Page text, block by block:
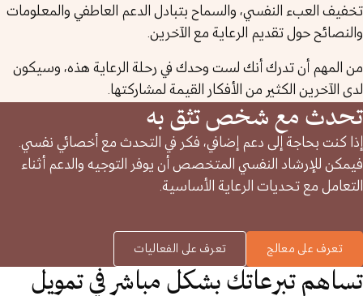
تخفيف العبء النفسي، والسماح بتبادل الدعم العاطفي والمعلومات
والنصائح حول تقديم الرعاية مع الآخرين.
من المهم أن تدرك أنك لست وحدك في رحلة الرعاية هذه، وسيكون
لدى الآخرين الكثير من الأفكار القيمة لمشاركتها.
تحدث مع شخص تثق به
إذا كنت بحاجة إلى دعم إضافي، فكر في التحدث مع أخصائي نفسي.
فيمكن للإرشاد النفسي المتخصص أن يوفر التوجيه والدعم أثناء
التعامل مع تحديات الرعاية الأساسية.
تعرف على معالج تعرف على الفعاليات
تساهم تبرعاتك بشكل مباشر في تمويل